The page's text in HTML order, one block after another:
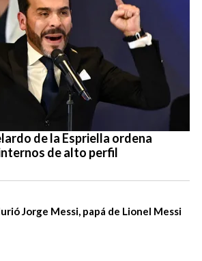
de la Espriella ordena
de alto perfil
Jorge Messi, papá de Lionel Messi